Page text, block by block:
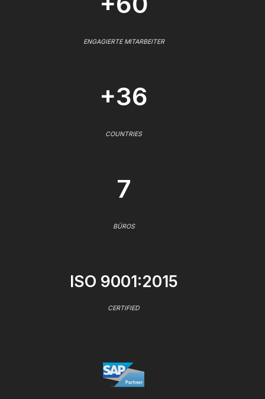
ENGAGIERTE MITARBEITER
+36
COUNTRIES
7
BÜROS
ISO 9001:2015
CERTIFIED